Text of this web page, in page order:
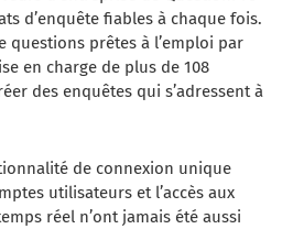
d’enquête fiables à chaque fois.
questions prêtes à l’emploi par
en charge de plus de 108
des enquêtes qui s’adressent à
de connexion unique
utilisateurs et l’accès aux
réel n’ont jamais été aussi